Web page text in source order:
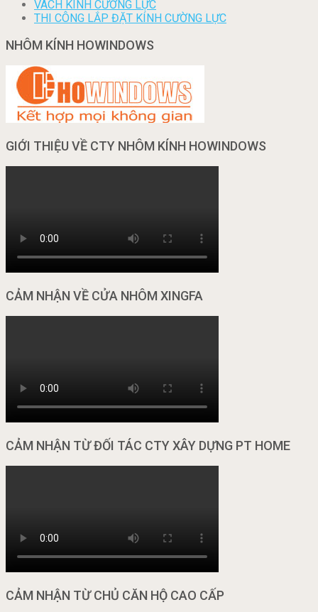
VÁCH KÍNH CƯỜNG LỰC
THI CÔNG LẮP ĐẶT KÍNH CƯỜNG LỰC
NHÔM KÍNH HOWINDOWS
GIỚI THIỆU VỀ CTY NHÔM KÍNH HOWINDOWS
CẢM NHẬN VỀ CỬA NHÔM XINGFA
CẢM NHẬN TỪ ĐỐI TÁC CTY XÂY DỰNG PT HOME
CẢM NHẬN TỪ CHỦ CĂN HỘ CAO CẤP